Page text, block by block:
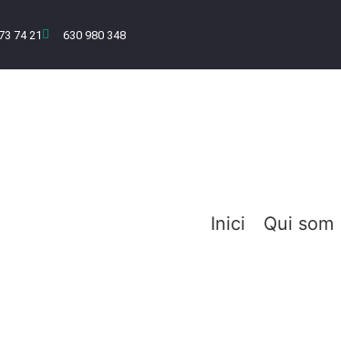
74 21 630 980 348
Inici Qui som